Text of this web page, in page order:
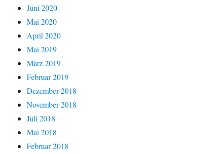
Juni 2020
Mai 2020
April 2020
Mai 2019
März 2019
Februar 2019
Dezember 2018
November 2018
Juli 2018
Mai 2018
Februar 2018